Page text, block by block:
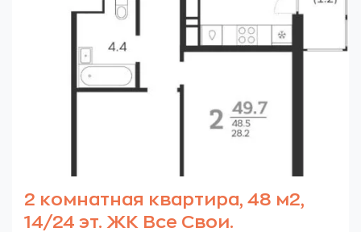
2 комнатная квартира, 48 м2,
14/24 эт. ЖК Все Свои.